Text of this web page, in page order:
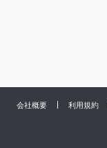
会社概要 利用規約